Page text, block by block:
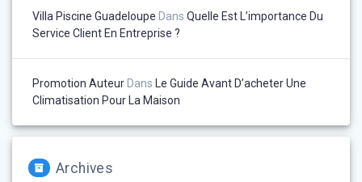
Villa Piscine Guadeloupe Dans Quelle Est L’importance Du
Service Client En Entreprise ?
Promotion AuteurDans Le Guide Avant D’acheter Une
Climatisation Pour La Maison
Archives